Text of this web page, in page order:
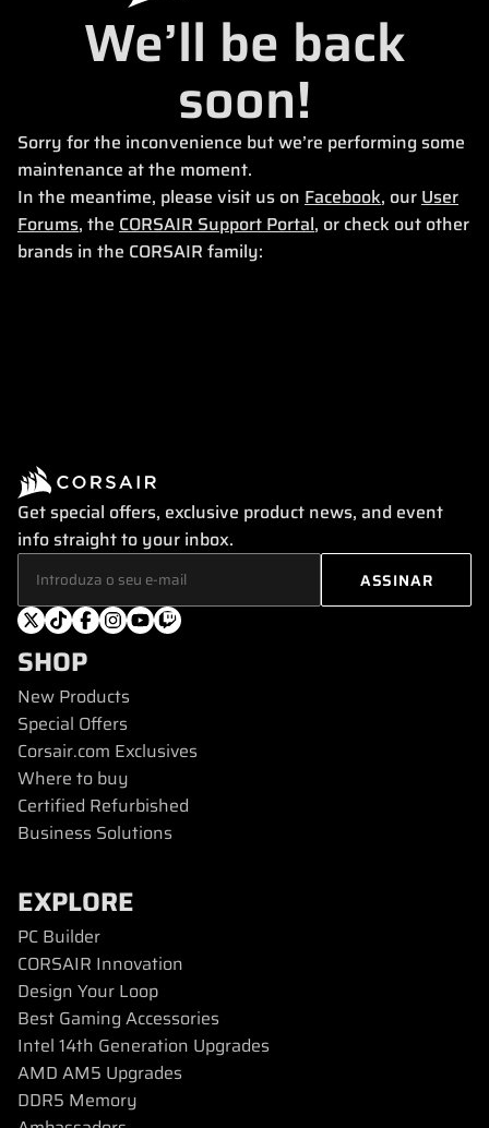
We’ll be back
soon!
Sorry for the inconvenience but we’re performing some
maintenance at the moment.
In the meantime, please visit us on Facebook, our User
Forums, the CORSAIR Support Portal, or check out other
brands in the CORSAIR family:
Get special offers, exclusive product news, and event
info straight to your inbox.
SHOP
New Products
Special Offers
Corsair.com Exclusives
Where to buy
Certified Refurbished
Business Solutions
EXPLORE
PC Builder
CORSAIR Innovation
Design Your Loop
Best Gaming Accessories
Intel 14th Generation Upgrades
AMD AM5 Upgrades
DDR5 Memory